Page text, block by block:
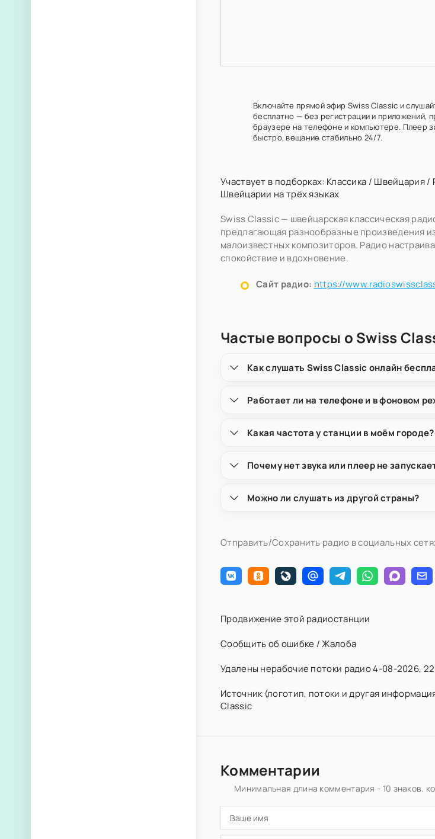
Включайте прямой эфир Swiss Classic и
бесплатно — без регистрации и приложений,
браузере на телефоне и компьютере. Плеер
быстро, вещание стабильно 24/7.
Участвует в подборках: Классика / Швейцария/
Швейцарии на трёх языках
Swiss Classic — швейцарская классическая
предлагающая разнообразные произведения
малоизвестных композиторов. Радио
спокойствие и вдохновение.
Сайт радио: https://
Частые вопросы о Swiss
Как слушать Swiss Classic онлайн
Работает ли на телефоне и в фоновом
Какая частота у станции в моём городе?
Почему нет звука или плеер не
Можно ли слушать из другой страны?
Отправить/Сохранить радио в социальных
Продвижение этой радиостанции
Сообщить об ошибке / Жалоба
Удалены нерабочие потоки радио 4-08-2026,
Источник (логотип, потоки и другая
Classic
Комментарии
Минимальная длина комментария - 10 знаков.